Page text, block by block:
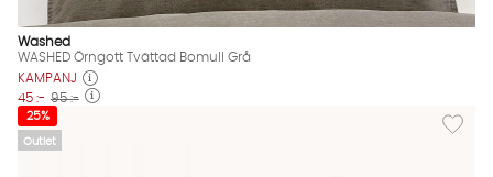
Washed
WASHED Örngott Tvättad Bomull Grå
KAMPANJ
45 :- 95 :-
Outlet
Lägg
25%